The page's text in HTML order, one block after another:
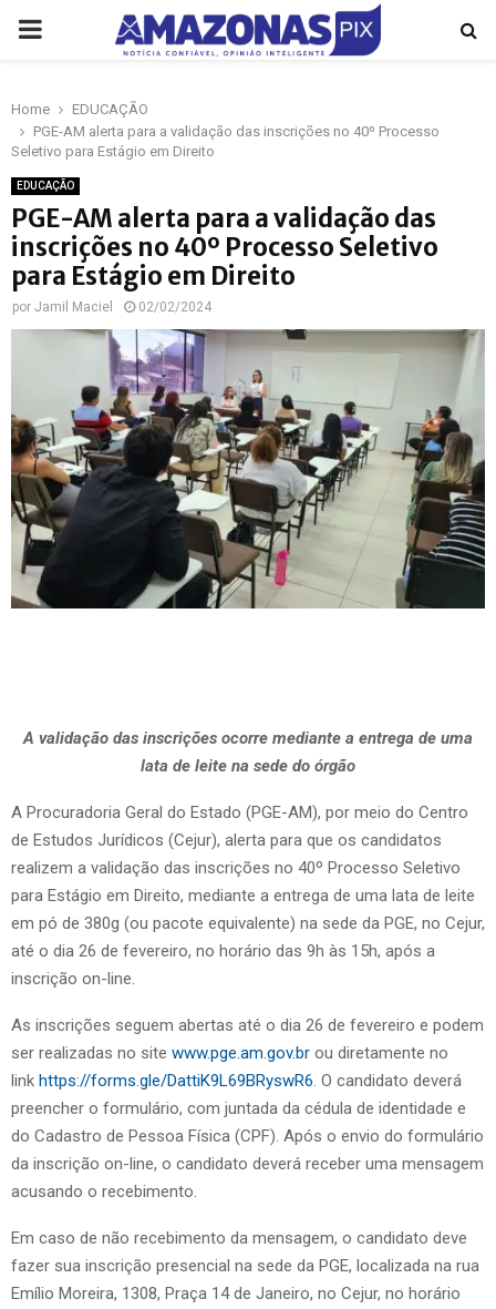
PRIMARY
Home
EDUCAÇÃO
PGE-AM alerta para a validação das inscrições no 40º Processo
Seletivo para Estágio em Direito
EDUCAÇÃO
PGE-AM alerta para a validação das
inscrições no 40º Processo Seletivo
para Estágio em Direito
por Jamil Maciel 02/02/2024
A validação das inscrições ocorre mediante a entrega de uma
lata de leite na sede do órgão
A Procuradoria Geral do Estado (PGE-AM), por meio do Centro
de Estudos Jurídicos (Cejur), alerta para que os candidatos
realizem a validação das inscrições no 40º Processo Seletivo
para Estágio em Direito, mediante a entrega de uma lata de leite
em pó de 380g (ou pacote equivalente) na sede da PGE, no Cejur,
até o dia 26 de fevereiro, no horário das 9h às 15h, após a
inscrição on-line.
As inscrições seguem abertas até o dia 26 de fevereiro e podem
ser realizadas no site www.pge.am.gov.br ou diretamente no
link https://forms.gle/DattiK9L69BRyswR6. O candidato deverá
preencher o formulário, com juntada da cédula de identidade e
do Cadastro de Pessoa Física (CPF). Após o envio do formulário
da inscrição on-line, o candidato deverá receber uma mensagem
acusando o recebimento.
Em caso de não recebimento da mensagem, o candidato deve
fazer sua inscrição presencial na sede da PGE, localizada na rua
Emílio Moreira, 1308, Praça 14 de Janeiro, no Cejur, no horário